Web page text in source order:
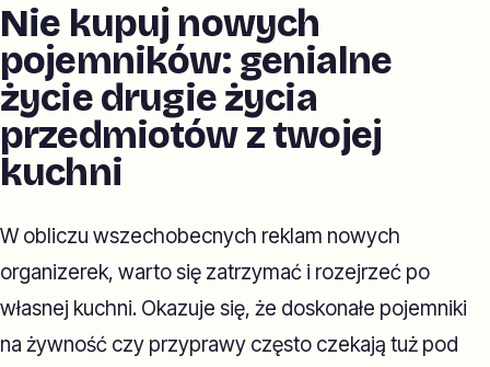
Nie kupuj nowych
pojemników: genialne
życie drugie życia
przedmiotów z twojej
kuchni
W obliczu wszechobecnych reklam nowych
organizerek, warto się zatrzymać i rozejrzeć po
własnej kuchni. Okazuje się, że doskonałe pojemniki
na żywność czy przyprawy często czekają tuż pod